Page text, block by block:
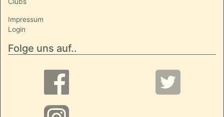
Clubs
Impressum
Login
Folge uns auf..